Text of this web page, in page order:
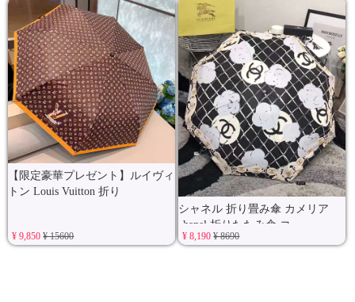
【限定豪華プレゼント】ルイヴィ
トン Louis Vuitton 折り
¥ 9,850¥ 15600
シャネル 折り畳み傘 カメリア
chanel 折りたたみ傘 コ
¥ 8,190¥ 8690